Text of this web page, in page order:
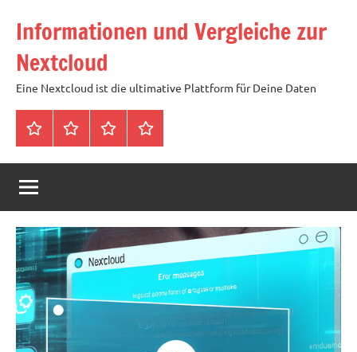
Inhalt
springen
Informationen und Vergleiche zur
Nextcloud
Eine Nextcloud ist die ultimative Plattform für Deine Daten
StartseiteNeuste
Artikel
Cloud
mit
Speicher
für
4,99
Tags